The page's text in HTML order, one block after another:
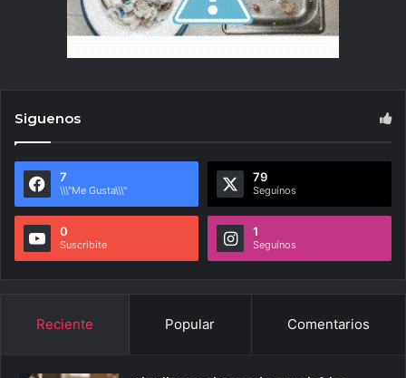
Siguenos
7
\\\"Me Gusta\\\"
79
Seguínos
0
Suscribite
1
Seguínos
Reciente Popular Comentarios